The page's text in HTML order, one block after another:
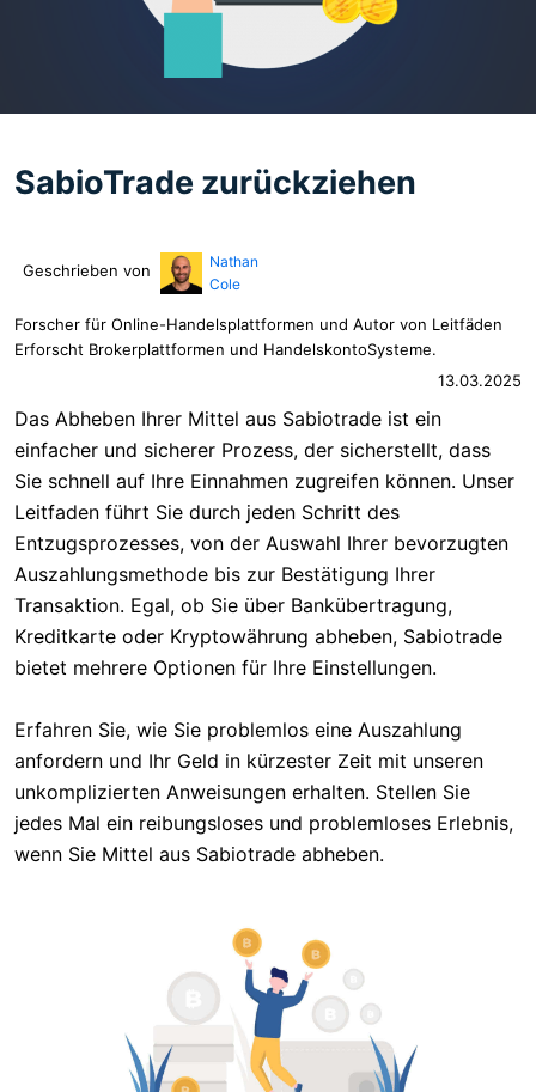
SabioTrade zurückziehen
Geschrieben von
Nathan
Cole
Forscher für Online-Handelsplattformen und Autor von Leitfäden
Erforscht Brokerplattformen und HandelskontoSysteme.
13.03.2025
Das Abheben Ihrer Mittel aus Sabiotrade ist ein
einfacher und sicherer Prozess, der sicherstellt, dass
Sie schnell auf Ihre Einnahmen zugreifen können. Unser
Leitfaden führt Sie durch jeden Schritt des
Entzugsprozesses, von der Auswahl Ihrer bevorzugten
Auszahlungsmethode bis zur Bestätigung Ihrer
Transaktion. Egal, ob Sie über Bankübertragung,
Kreditkarte oder Kryptowährung abheben, Sabiotrade
bietet mehrere Optionen für Ihre Einstellungen.
Erfahren Sie, wie Sie problemlos eine Auszahlung
anfordern und Ihr Geld in kürzester Zeit mit unseren
unkomplizierten Anweisungen erhalten. Stellen Sie
jedes Mal ein reibungsloses und problemloses Erlebnis,
wenn Sie Mittel aus Sabiotrade abheben.